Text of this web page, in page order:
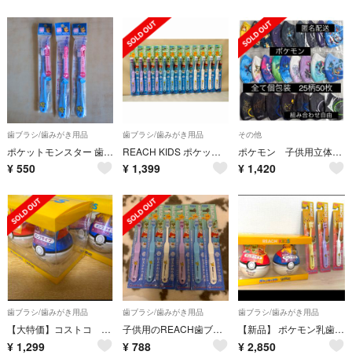
歯ブラシ/歯みがき用品
ポケットモンスター 歯ブラシ ステップ3 6〜12歳用
¥ 550
歯ブラシ/歯みがき用品
REACH KIDS ポケットモンスター 歯ブラシ はえかわり期用 12本セット
¥ 1,399
その他
ポケモン 子供用立体不織布マスク 使い捨て 個包装 50枚 便利 キッズ
¥ 1,420
歯ブラシ/歯みがき用品
【大特価】コストコ リーチ ポケモン 歯磨き粉 ジェルタイプ2種セット
¥ 1,299
歯ブラシ/歯みがき用品
子供用のREACH歯ブラシ6本セット (はえかわり期用 7才～12才)
¥ 788
歯ブラシ/歯みがき用品
【新品】 ポケモン乳歯用ジェル 2個セット➕歯ブラシ3本
¥ 2,850